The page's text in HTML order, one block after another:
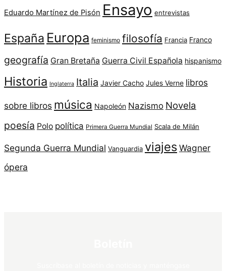
Eduardo Martínez de Pisón Ensayo entrevistas
España Europa feminismo filosofía Francia Franco
geografía Gran Bretaña Guerra Civil Española hispanismo
Historia Inglaterra Italia Javier Cacho Jules Verne libros
sobre libros música Napoleón Nazismo Novela
poesía Polo política Primera Guerra Mundial Scala de Milán
Segunda Guerra Mundial Vanguardia viajesWagner
ópera